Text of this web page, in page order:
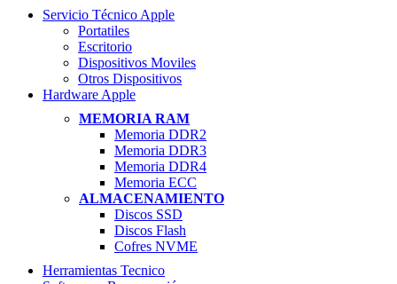
Servicio Técnico Apple
Portatiles
Escritorio
Dispositivos Moviles
Otros Dispositivos
Hardware Apple
MEMORIA RAM
Memoria DDR2
Memoria DDR3
Memoria DDR4
Memoria ECC
ALMACENAMIENTO
Discos SSD
Discos Flash
Cofres NVME
Herramientas Tecnico